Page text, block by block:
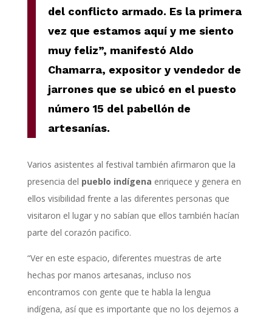
del conflicto armado. Es la primera
vez que estamos aquí y me siento
muy feliz”, manifestó Aldo
Chamarra, expositor y vendedor de
jarrones que se ubicó en el puesto
número 15 del pabellón de
artesanías.
Varios asistentes al festival también afirmaron que la
presencia del pueblo indígena enriquece y genera en
ellos visibilidad frente a las diferentes personas que
visitaron el lugar y no sabían que ellos también hacían
parte del corazón pacifico.
“Ver en este espacio, diferentes muestras de arte
hechas por manos artesanas, incluso nos
encontramos con gente que te habla la lengua
indígena, así que es importante que no los dejemos a